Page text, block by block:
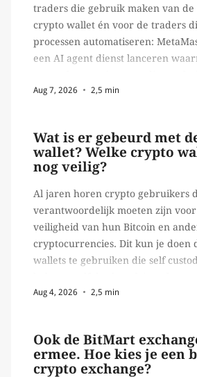
traders die gebruik maken van de
crypto wallet én voor de traders
processen automatiseren:
een AI agent dienst lanceren
verrichten, zoals het
Aug 7, 2026 2,5 min
Wat is er gebeurd met
wallet? Welke crypto
nog veilig?
Al jaren horen crypto gebruikers
verantwoordelijk moeten zijn voor
veiligheid van hun Bitcoin en
cryptocurrencies. Dit kun je doen
wallets te gebruiken die self
Ledger of Trezor bijvoorbeeld.
Aug 4, 2026 2,5 min
Ook de BitMart
ermee. Hoe kies je een
crypto exchange?